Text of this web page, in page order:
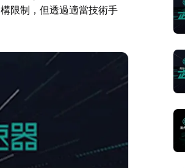
限制，但透過適當技術手